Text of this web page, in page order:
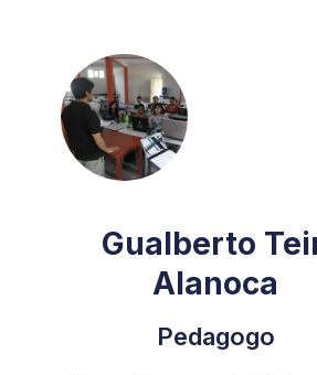
Gualberto
Alanoca
Pedagogo